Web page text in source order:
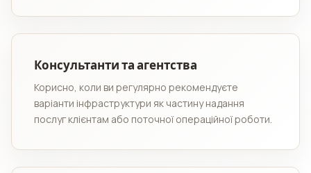
Консультанти та агентства
Корисно, коли ви регулярно рекомендуєте
варіанти інфраструктури як частину надання
послуг клієнтам або поточної операційної роботи.